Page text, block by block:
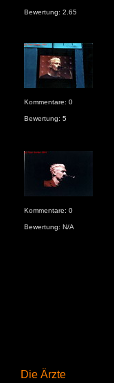
Die Ärzte
Bewertung: 2.65
Kommentare: 0
Bewertung: 5
Kommentare: 0
Bewertung: N/A